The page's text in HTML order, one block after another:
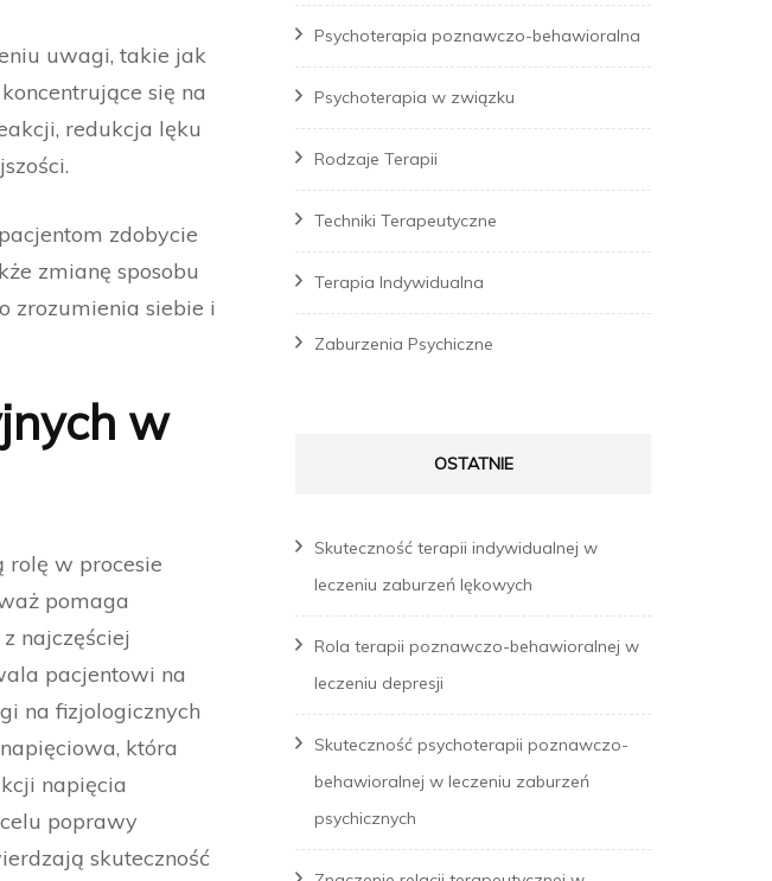
uwagi, takie jak
się na
redukcja lęku
zdobycie
zmianę sposobu
zrozumienia siebie i
w
rolę w procesie
pomaga
najczęściej
pacjentowi na
na fizjologicznych
która
napięcia
poprawy
skuteczność
Psychoterapia poznawczo-behawioralna
Psychoterapia w związku
Rodzaje Terapii
Techniki Terapeutyczne
Terapia Indywidualna
Zaburzenia Psychiczne
OSTATNIE
Skuteczność terapii indywidualnej w
leczeniu zaburzeń lękowych
Rola terapii poznawczo-behawioralnej w
leczeniu depresji
Skuteczność psychoterapii poznawczo-
behawioralnej w leczeniu zaburzeń
psychicznych